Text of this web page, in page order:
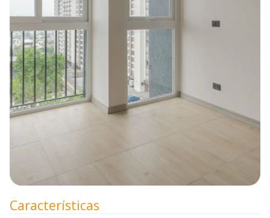
Características